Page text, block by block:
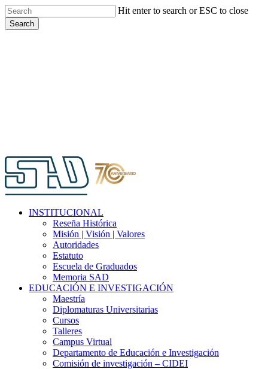
Skip
to
main
Hit enter to search or ESC to close
Search
Menu
INSTITUCIONAL
Reseña Histórica
Misión | Visión | Valores
Autoridades
Estatuto
Escuela de Graduados
Memoria SAD
EDUCACIÓN E INVESTIGACIÓN
Maestría
Diplomaturas Universitarias
Cursos
Talleres
Campus Virtual
Departamento de Educación e Investigación
Comisión de investigación – CIDEI